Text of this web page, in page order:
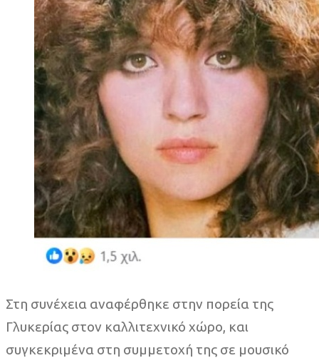
Στη συνέχεια αναφέρθηκε στην πορεία της
Γλυκερίας στον καλλιτεχνικό χώρο, και
συγκεκριμένα στη συμμετοχή της σε μουσικό